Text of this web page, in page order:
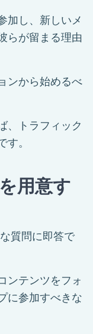
加し、新しいメ
らが留まる理由
ンから始めるべ
、トラフィック
す。
用意す
質問に即答で
ンテンツをフォ
に参加すべきな